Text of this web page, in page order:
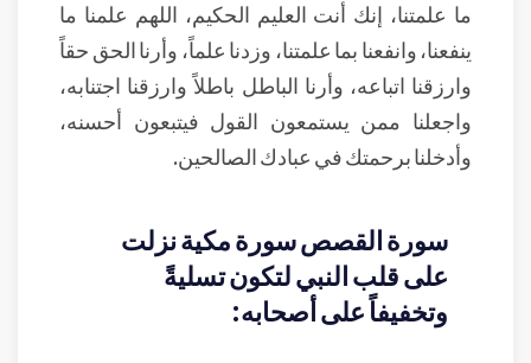
ما علمتنا، إنك أنت العليم الحكيم، اللهم علمنا ما
ينفعنا، وانفعنا بما علمتنا، وزدنا علماً، وأرنا الحق حقاً
وارزقنا اتباعه، وأرنا الباطل باطلاً وارزقنا اجتنابه،
واجعلنا ممن يستمعون القول فيتبعون أحسنه،
وأدخلنا برحمتك في عبادك الصالحين.
سورة القصص سورة مكية نزلت
على قلب النبي لتكون تسليةً
وتخفيفاً على أصحابه: